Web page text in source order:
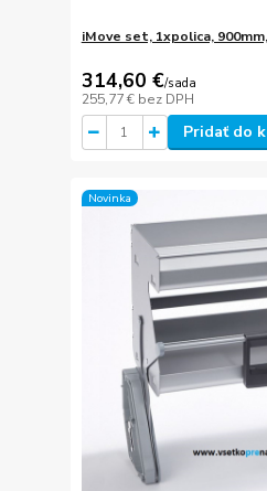
iMove set, 1xpolica,
314,60 €/sada
255,77 € bez DPH
Pridať do
Novinka